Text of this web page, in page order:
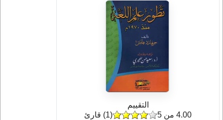
التقييم
(
1) قارئ 4.00 من 5